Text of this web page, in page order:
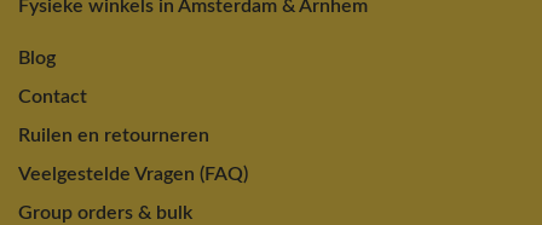
Fysieke winkels in Amsterdam & Arnhem
Blog
Contact
Ruilen en retourneren
Veelgestelde Vragen (FAQ)
Group orders & bulk